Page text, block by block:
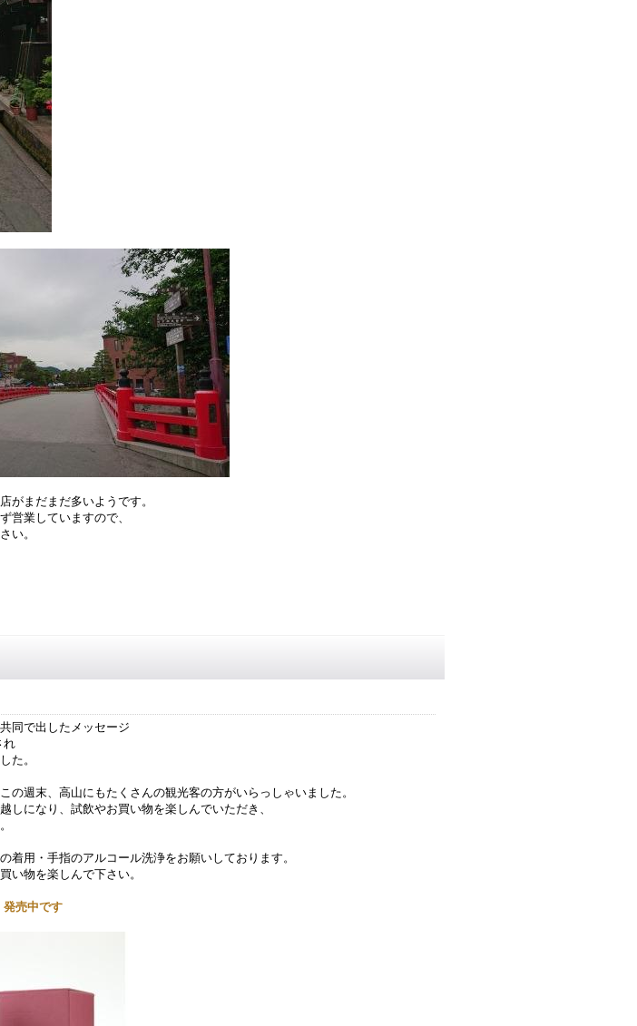
がまだまだ多いようです。
営業していますので、
い。
同で出したメッセージ
れ
た。
の週末、高山にもたくさんの観光客の方がいらっしゃいました。
しになり、試飲やお買い物を楽しんでいただき、
着用・手指のアルコール洗浄をお願いしております。
い物を楽しんで下さい。
売中です